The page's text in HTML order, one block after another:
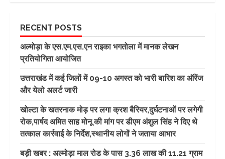
RECENT POSTS
अल्मोड़ा के एस.एम.एस.एन राइका भगतोला में मानक लेखन
प्रतियोगिता आयोजित
उत्तराखंड में कई जिलों में 09-10 अगस्त को भारी बारिश का ऑरेंज
और येलो अलर्ट जारी
खोल्टा के खतरनाक मोड़ पर लगा क्रश बैरियर,दुर्घटनाओं पर लगेगी
रोक,पार्षद अमित साह मोनू की मांग पर डीएम अंशुल सिंह ने दिए थे
तत्काल कार्रवाई के निर्देश,स्थानीय लोगों ने जताया आभार
बड़ी खबर : अल्मोड़ा माल रोड के पास 3.36 लाख की 11.21 ग्राम